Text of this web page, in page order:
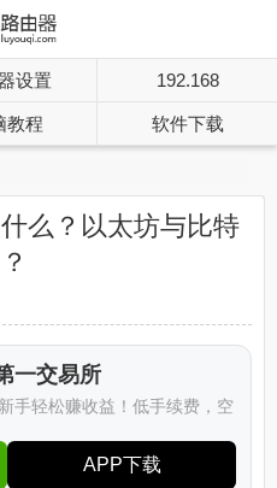
设置 192.168
教程 软件下载
么？以太坊与比特
一交易所
手轻松赚收益！低手续费，空
APP下载